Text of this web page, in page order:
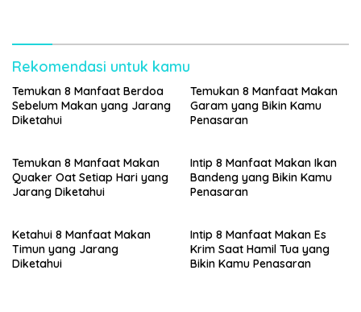
Rekomendasi untuk kamu
Temukan 8 Manfaat Berdoa
Sebelum Makan yang Jarang
Diketahui
Temukan 8 Manfaat Makan
Garam yang Bikin Kamu
Penasaran
Temukan 8 Manfaat Makan
Quaker Oat Setiap Hari yang
Jarang Diketahui
Intip 8 Manfaat Makan Ikan
Bandeng yang Bikin Kamu
Penasaran
Ketahui 8 Manfaat Makan
Timun yang Jarang
Diketahui
Intip 8 Manfaat Makan Es
Krim Saat Hamil Tua yang
Bikin Kamu Penasaran